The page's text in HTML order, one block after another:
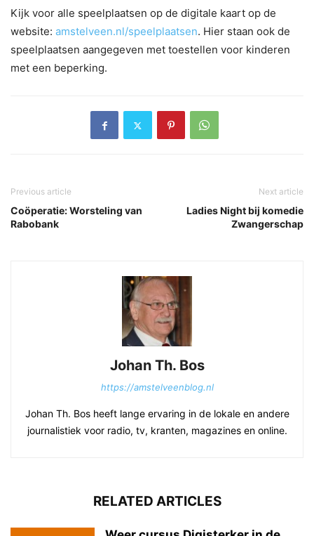
Kijk voor alle speelplaatsen op de digitale kaart op de
website: amstelveen.nl/speelplaatsen. Hier staan ook de
speelplaatsen aangegeven met toestellen voor kinderen
met een beperking.
Previous article
Coöperatie: Worsteling van
Rabobank
Next article
Ladies Night bij komedie
Zwangerschap
Johan Th. Bos
https://amstelveenblog.nl
Johan Th. Bos heeft lange ervaring in de lokale en andere
journalistiek voor radio, tv, kranten, magazines en online.
RELATED ARTICLES